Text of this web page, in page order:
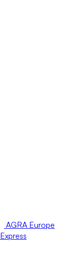
AGRA Europe